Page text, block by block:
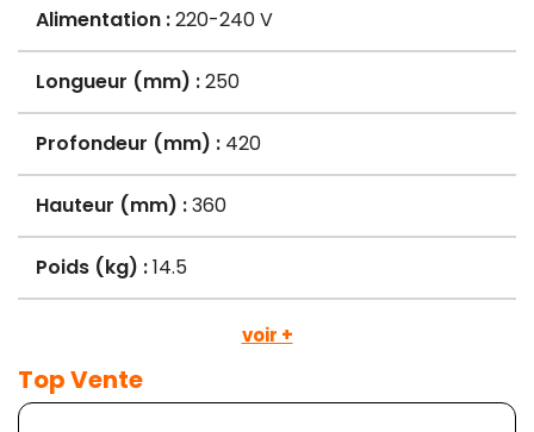
Alimentation :220-240 V
Longueur (mm) :250
Profondeur (mm) : 420
Hauteur (mm) :360
Poids (kg) :14.5
voir +
Top Vente